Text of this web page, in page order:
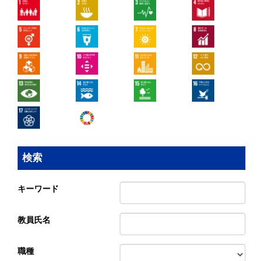
検索
キーワード
教員氏名
職種